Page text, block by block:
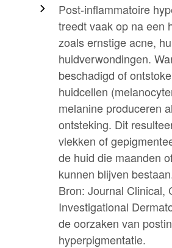
Post-inflammatoire
treedt vaak op na een
zoals ernstige acne,
huidverwondingen.
beschadigd of
huidcellen
melanine produceren
ontsteking. Dit
vlekken of
de huid die maanden
kunnen blijven
Bron: Journal Clinical,
Investigational
de oorzaken van
hyperpigmentatie.